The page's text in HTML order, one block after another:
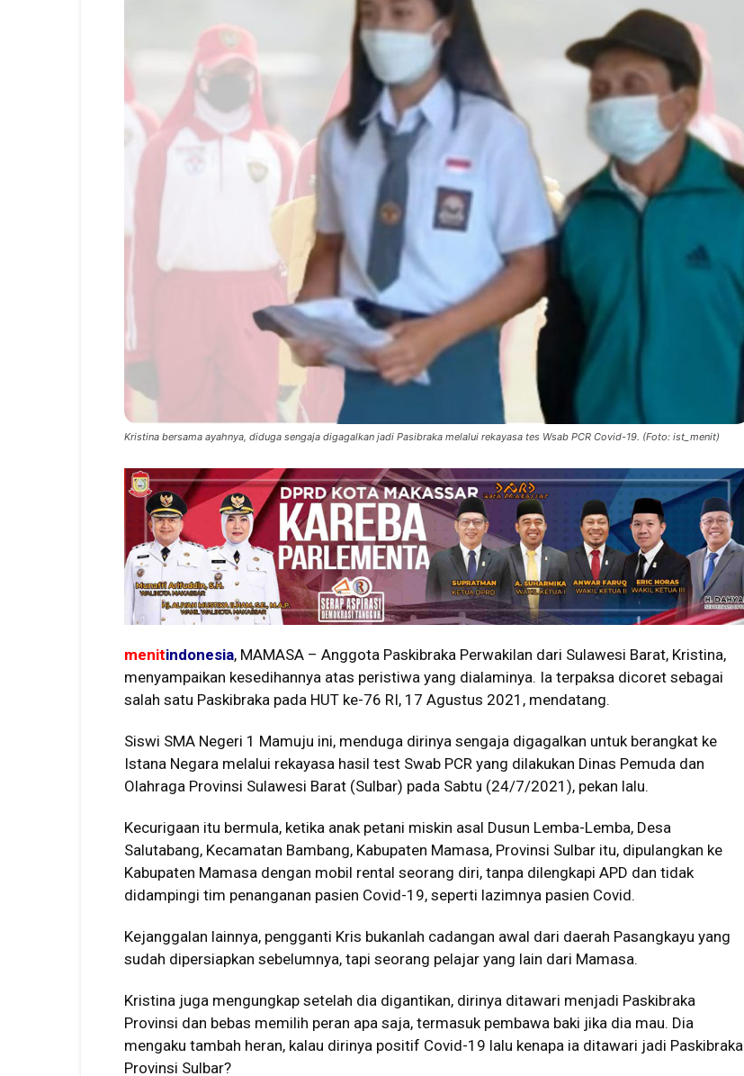
Kristina bersama ayahnya, diduga sengaja digagalkan jadi Pasibraka melalui rekayasa tes Wsab PCR Covid-19. (Foto: ist_menit)
menitindonesia, MAMASA – Anggota Paskibraka Perwakilan dari Sulawesi Barat, Kristina,
menyampaikan kesedihannya atas peristiwa yang dialaminya. Ia terpaksa dicoret sebagai
salah satu Paskibraka pada HUT ke-76 RI, 17 Agustus 2021, mendatang.
Siswi SMA Negeri 1 Mamuju ini, menduga dirinya sengaja digagalkan untuk berangkat ke
Istana Negara melalui rekayasa hasil test Swab PCR yang dilakukan Dinas Pemuda dan
Olahraga Provinsi Sulawesi Barat (Sulbar) pada Sabtu (24/7/2021), pekan lalu.
Kecurigaan itu bermula, ketika anak petani miskin asal Dusun Lemba-Lemba, Desa
Salutabang, Kecamatan Bambang, Kabupaten Mamasa, Provinsi Sulbar itu, dipulangkan ke
Kabupaten Mamasa dengan mobil rental seorang diri, tanpa dilengkapi APD dan tidak
didampingi tim penanganan pasien Covid-19, seperti lazimnya pasien Covid.
Kejanggalan lainnya, pengganti Kris bukanlah cadangan awal dari daerah Pasangkayu yang
sudah dipersiapkan sebelumnya, tapi seorang pelajar yang lain dari Mamasa.
Kristina juga mengungkap setelah dia digantikan, dirinya ditawari menjadi Paskibraka
Provinsi dan bebas memilih peran apa saja, termasuk pembawa baki jika dia mau. Dia
mengaku tambah heran, kalau dirinya positif Covid-19 lalu kenapa ia ditawari jadi Paskibraka
Provinsi Sulbar?